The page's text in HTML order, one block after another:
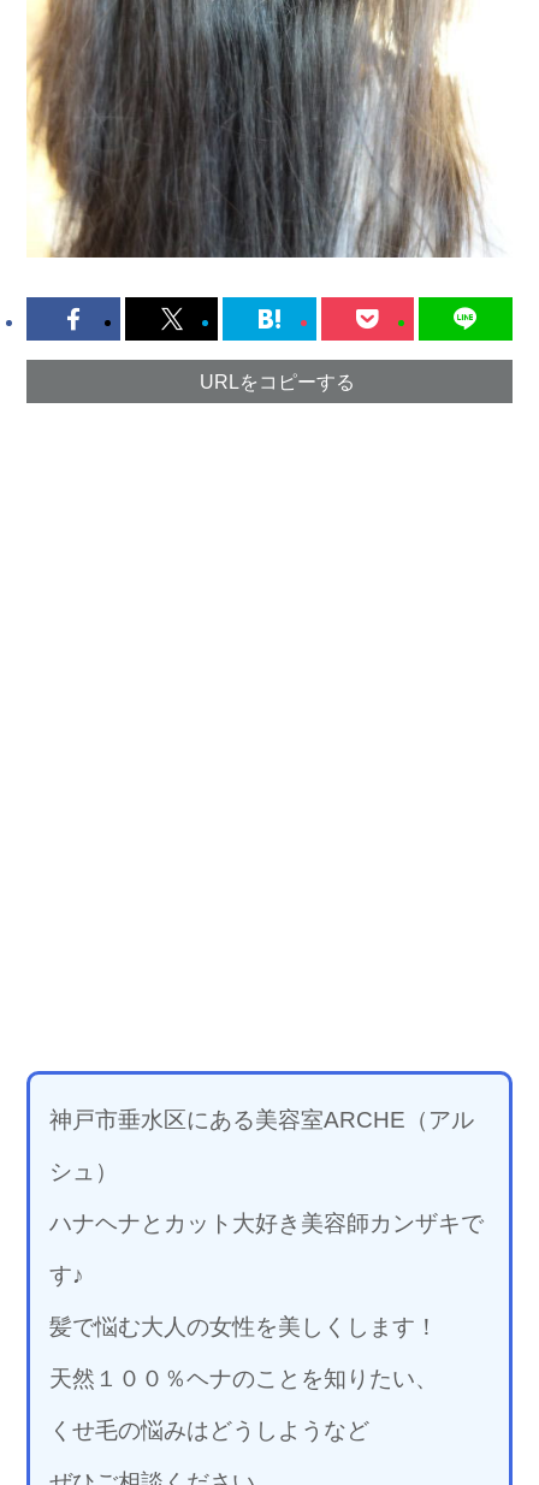
URLをコピーする
神戸市垂水区にある美容室ARCHE（アル
シュ）
ハナヘナとカット大好き美容師カンザキで
す♪
髪で悩む大人の女性を美しくします！
天然１００％ヘナのことを知りたい、
くせ毛の悩みはどうしようなど